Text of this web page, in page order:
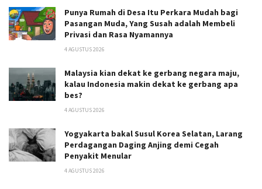
Punya Rumah di Desa Itu Perkara Mudah bagi
Pasangan Muda, Yang Susah adalah Membeli
Privasi dan Rasa Nyamannya
4 AGUSTUS 2026
Malaysia kian dekat ke gerbang negara maju,
kalau Indonesia makin dekat ke gerbang apa
bes?
4 AGUSTUS 2026
Yogyakarta bakal Susul Korea Selatan, Larang
Perdagangan Daging Anjing demi Cegah
Penyakit Menular
4 AGUSTUS 2026